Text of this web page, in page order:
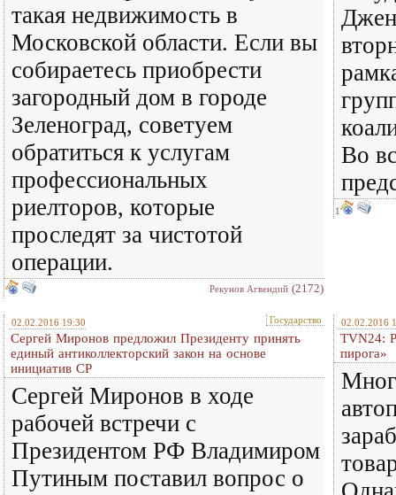
такая недвижимость в
Московской области. Если вы
собираетесь приобрести
загородный дом в городе
Зеленоград, советуем
обратиться к услугам
профессиональных
риелторов, которые
проследят за чистотой
операции.
Рекунов Агвендий (2172)
Во
1
02.02.2016 19:30 Государство
Сергей Миронов предложил Президенту принять
единый антиколлекторский закон на основе
инициатив СР
Сергей Миронов в ходе
рабочей встречи с
Президентом РФ Владимиром
Путиным поставил вопрос о
02.02.2016
TVN24:
пирога»